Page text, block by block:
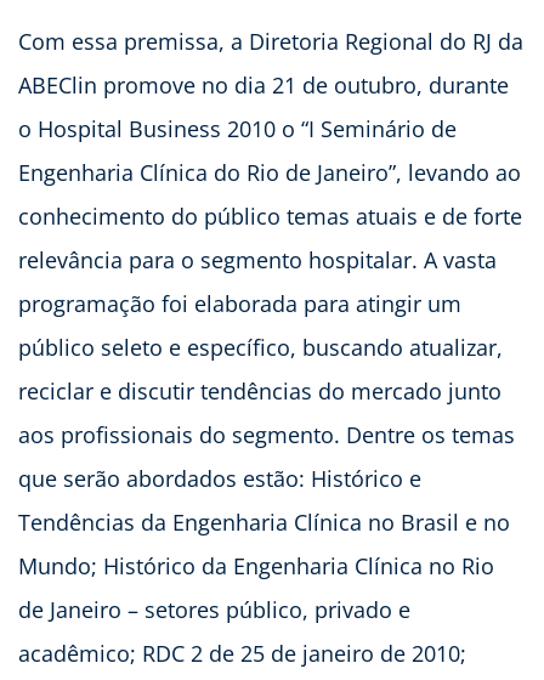
Com essa premissa, a Diretoria Regional do RJ da
ABEClin promove no dia 21 de outubro, durante
o Hospital Business 2010 o “I Seminário de
Engenharia Clínica do Rio de Janeiro”, levando ao
conhecimento do público temas atuais e de forte
relevância para o segmento hospitalar. A vasta
programação foi elaborada para atingir um
público seleto e específico, buscando atualizar,
reciclar e discutir tendências do mercado junto
aos profissionais do segmento. Dentre os temas
que serão abordados estão: Histórico e
Tendências da Engenharia Clínica no Brasil e no
Mundo; Histórico da Engenharia Clínica no Rio
de Janeiro – setores público, privado e
acadêmico; RDC 2 de 25 de janeiro de 2010;